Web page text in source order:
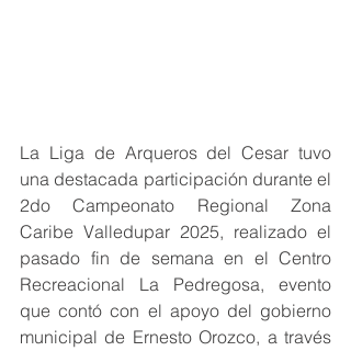
La Liga de Arqueros del Cesar tuvo
una destacada participación durante el
2do Campeonato Regional Zona
Caribe Valledupar 2025, realizado el
pasado fin de semana en el Centro
Recreacional La Pedregosa, evento
que contó con el apoyo del gobierno
municipal de Ernesto Orozco, a través